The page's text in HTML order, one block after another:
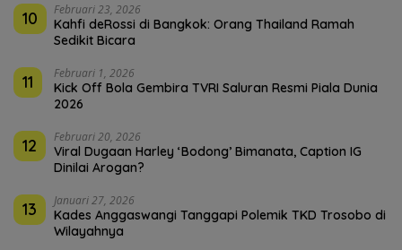
10 Februari 23, 2026
Kahfi deRossi di Bangkok: Orang Thailand Ramah
Sedikit Bicara
11 Februari 1, 2026
Kick Off Bola Gembira TVRI Saluran Resmi Piala Dunia
2026
12 Februari 20, 2026
Viral Dugaan Harley ‘Bodong’ Bimanata, Caption IG
Dinilai Arogan?
13 Januari 27, 2026
Kades Anggaswangi Tanggapi Polemik TKD Trosobo di
Wilayahnya